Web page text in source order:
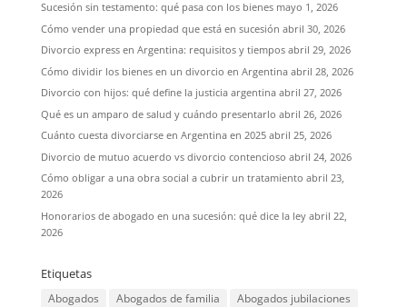
Sucesión sin testamento: qué pasa con los bienes mayo 1, 2026
Cómo vender una propiedad que está en sucesión abril 30, 2026
Divorcio express en Argentina: requisitos y tiempos abril 29, 2026
Cómo dividir los bienes en un divorcio en Argentina abril 28, 2026
Divorcio con hijos: qué define la justicia argentina abril 27, 2026
Qué es un amparo de salud y cuándo presentarlo abril 26, 2026
Cuánto cuesta divorciarse en Argentina en 2025 abril 25, 2026
Divorcio de mutuo acuerdo vs divorcio contencioso abril 24, 2026
Cómo obligar a una obra social a cubrir un tratamiento abril 23,
2026
Honorarios de abogado en una sucesión: qué dice la ley abril 22,
2026
Etiquetas
Abogados Abogados de familia
Abogados jubilaciones